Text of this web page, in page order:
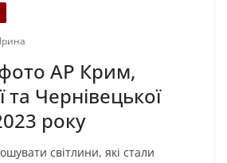
АР Крим,
та Чернівецької
року
світлини, які стали